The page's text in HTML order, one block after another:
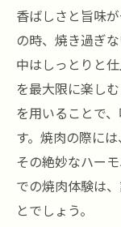
香ばしさと旨味
の時、焼き過ぎ
中はしっとりと
を最大限に楽し
を用いることで
す。焼肉の際に
その絶妙なハー
での焼肉体験は
とでしょう。